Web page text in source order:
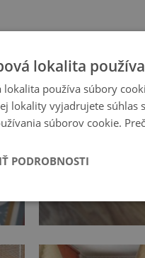
lokalita
lokalita používa súbory
lokality vyjadrujete súhlas
súborov cookie.
PODROBNOSTI